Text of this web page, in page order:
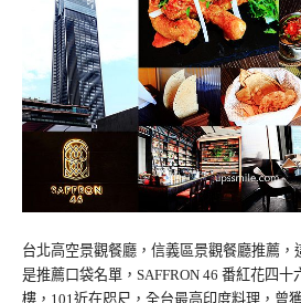
台北高空景觀餐廳，信義區景觀餐廳推薦，
是推薦口袋名單，SAFFRON 46 番紅花四
樓，101近在咫尺，全台最高印度料理，曾